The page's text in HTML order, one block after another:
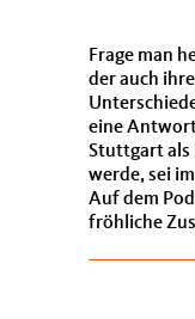
Frage man
der auch
eine
Stuttgart als
werde, sei
Auf dem
fröhliche